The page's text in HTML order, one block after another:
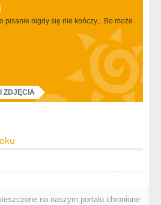
pisanie nigdy się nie kończy... Bo może
ZDJĘCIA
na naszym portalu chronione